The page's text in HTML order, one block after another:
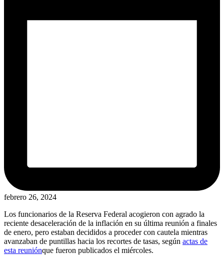
febrero 26, 2024
Los funcionarios de la Reserva Federal acogieron con agrado la
reciente desaceleración de la inflación en su última reunión a finales
de enero, pero estaban decididos a proceder con cautela mientras
avanzaban de puntillas hacia los recortes de tasas, según actas de
esta reuniónque fueron publicados el miércoles.